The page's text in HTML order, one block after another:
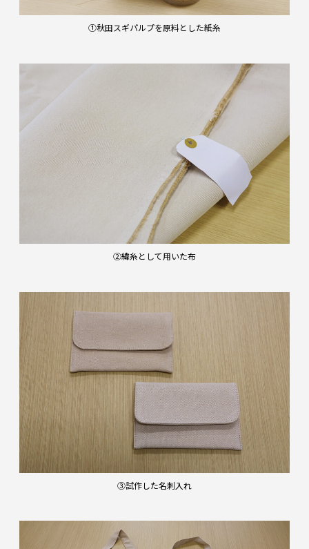
①秋田スギパルプを原料とした紙糸
②緯糸として用いた布
③試作した名刺入れ